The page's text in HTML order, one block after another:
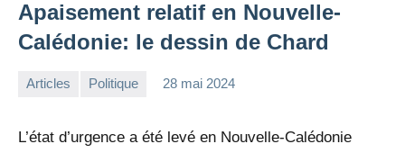
Apaisement relatif en Nouvelle-
Calédonie: le dessin de Chard
Articles Politique 28 mai 2024
L’état d’urgence a été levé en Nouvelle-Calédonie